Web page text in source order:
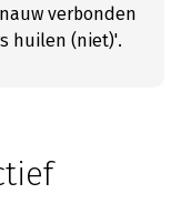
verbonden
huilen (niet)'.